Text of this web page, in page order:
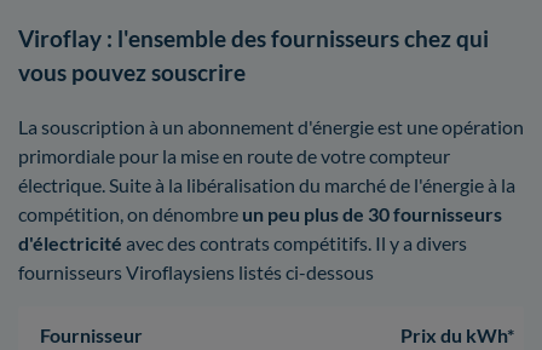
Viroflay : l'ensemble des fournisseurs chez qui
vous pouvez souscrire
La souscription à un abonnement d'énergie est une opération
primordiale pour la mise en route de votre compteur
électrique. Suite à la libéralisation du marché de l'énergie à la
compétition, on dénombre un peu plus de 30 fournisseurs
d'électricité avec des contrats compétitifs. Il y a divers
fournisseurs Viroflaysiens listés ci-dessous
Fournisseur Prix du kWh*